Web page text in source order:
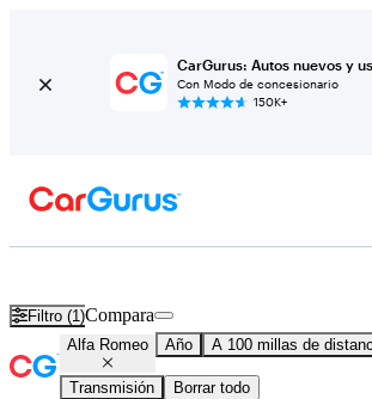
CarGurus: Autos nuevos y
Con Modo de concesionario
150K+
Filtro (1)Compara
Alfa Romeo Año A 100 millas de
Transmisión Borrar todo